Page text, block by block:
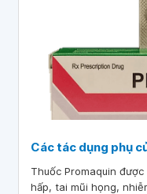
Các tác dụng phụ
Thuốc Promaquin
hấp, tai mũi họng,